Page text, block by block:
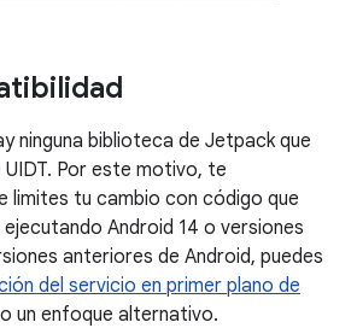
ninguna biblioteca de Jetpack que
Por este motivo, te
limites tu cambio con código que
Android 14 o versiones
anteriores de Android, puedes
del servicio en primer plano de
un enfoque alternativo.